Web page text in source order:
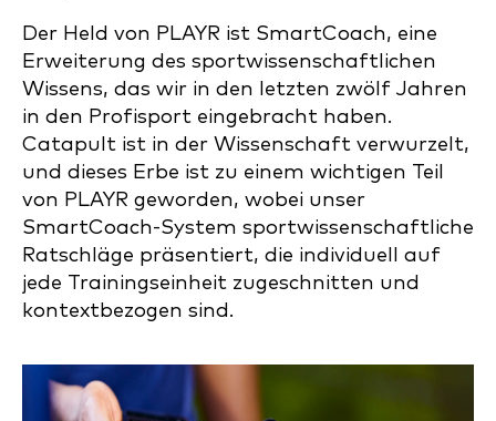
Der Held von PLAYR ist SmartCoach, eine
Erweiterung des sportwissenschaftlichen
Wissens, das wir in den letzten zwölf Jahren
in den Profisport eingebracht haben.
Catapult ist in der Wissenschaft verwurzelt,
und dieses Erbe ist zu einem wichtigen Teil
von PLAYR geworden, wobei unser
SmartCoach-System sportwissenschaftliche
Ratschläge präsentiert, die individuell auf
jede Trainingseinheit zugeschnitten und
kontextbezogen sind.